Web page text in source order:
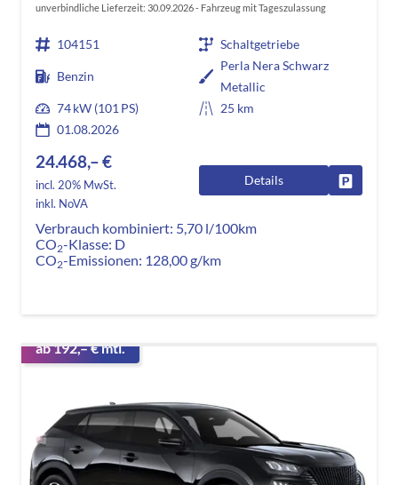
unverbindliche Lieferzeit: 30.09.2026 Fahrzeug mit Tageszulassung
104151 Schaltgetriebe
Benzin
Perla Nera Schwarz
Metallic
74 kW (101 PS)
25 km
01.08.2026
24.468,– €
incl. 20% MwSt.
inkl. NoVA
Details
Verbrauch kombiniert: 5,70 l/100km
CO2-Klasse: D
CO2-Emissionen: 128,00 g/km
ab 192,– € mtl.